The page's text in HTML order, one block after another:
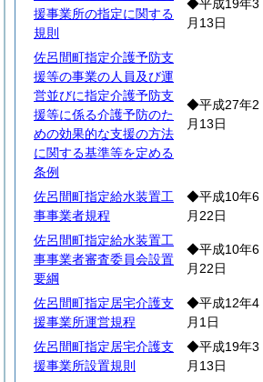
援事業所の指定に関する
規則
◆平成19年3
月13日
佐呂間町指定介護予防支
援等の事業の人員及び運
営並びに指定介護予防支
援等に係る介護予防のた
めの効果的な支援の方法
に関する基準等を定める
条例
◆平成27年2
月13日
佐呂間町指定給水装置工
事事業者規程
◆平成10年6
月22日
佐呂間町指定給水装置工
事事業者審査委員会設置
要綱
◆平成10年6
月22日
佐呂間町指定居宅介護支
援事業所運営規程
◆平成12年4
月1日
佐呂間町指定居宅介護支
援事業所設置規則
◆平成19年3
月13日